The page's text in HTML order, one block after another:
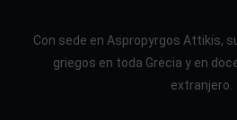
Con sede en Aspropyrgos Attikis,
griegos en toda Grecia y en
extranjero.